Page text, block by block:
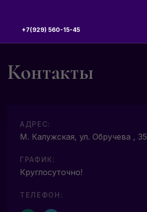
+7(929) 560-15-45
Контакты
АДРЕС:
М. Калужская, ул. Обручева , 35
ГРАФИК:
Круглосуточно!
ТЕЛЕФОН: